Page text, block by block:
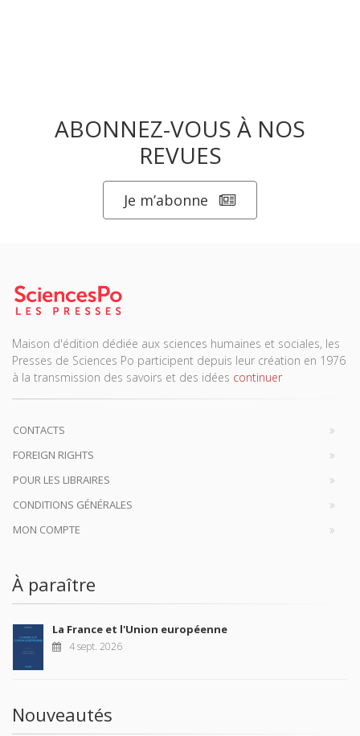
ABONNEZ-VOUS À NOS
REVUES
Je m’abonne
Maison d'édition dédiée aux sciences humaines et sociales, les
Presses de Sciences Po participent depuis leur création en 1976
à la transmission des savoirs et des idées continuer
CONTACTS
FOREIGN RIGHTS
POUR LES LIBRAIRES
CONDITIONS GÉNÉRALES
MON COMPTE
À paraître
La France et l'Union européenne
4 sept. 2026
Nouveautés